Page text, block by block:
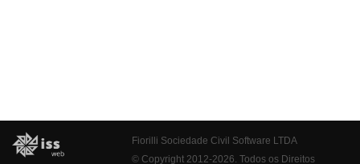
Fiorilli Sociedade Civil Software LTDA
© Copyright 2012-2026. Todos os Direitos